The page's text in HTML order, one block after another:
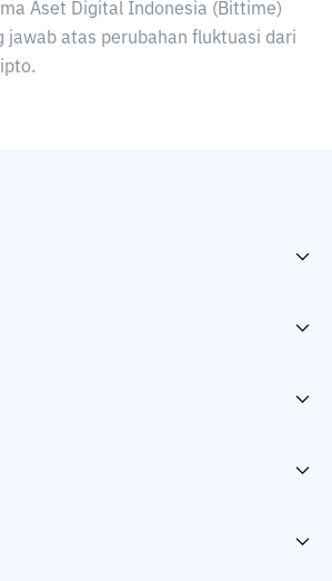
Aset Digital Indonesia (Bittime)
jawab atas perubahan fluktuasi dari